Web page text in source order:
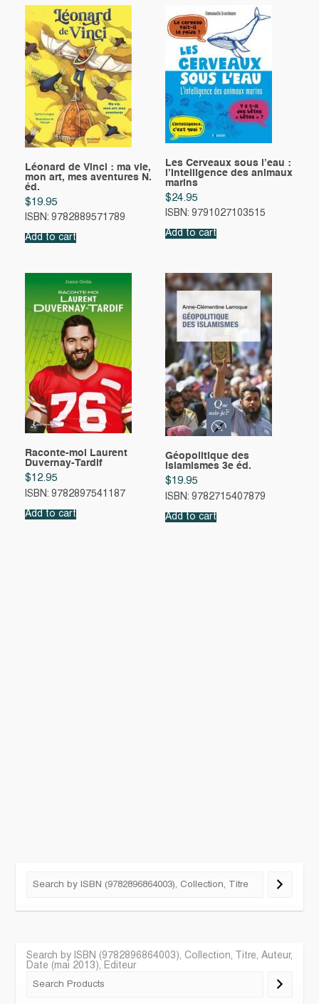
Léonard de Vinci : ma vie,
mon art, mes aventures N.
éd.
$19.95
ISBN: 9782889571789
Add to cart
Les Cerveaux sous l’eau :
l’Intelligence des animaux
marins
$24.95
ISBN: 9791027103515
Add to cart
Raconte-moi Laurent
Duvernay-Tardif
$12.95
ISBN: 9782897541187
Add to cart
Géopolitique des
islamismes 3e éd.
$19.95
ISBN: 9782715407879
Add to cart
Search by ISBN (9782896864003), Collection, Titre, Auteur,
Date (mai 2013), Editeur